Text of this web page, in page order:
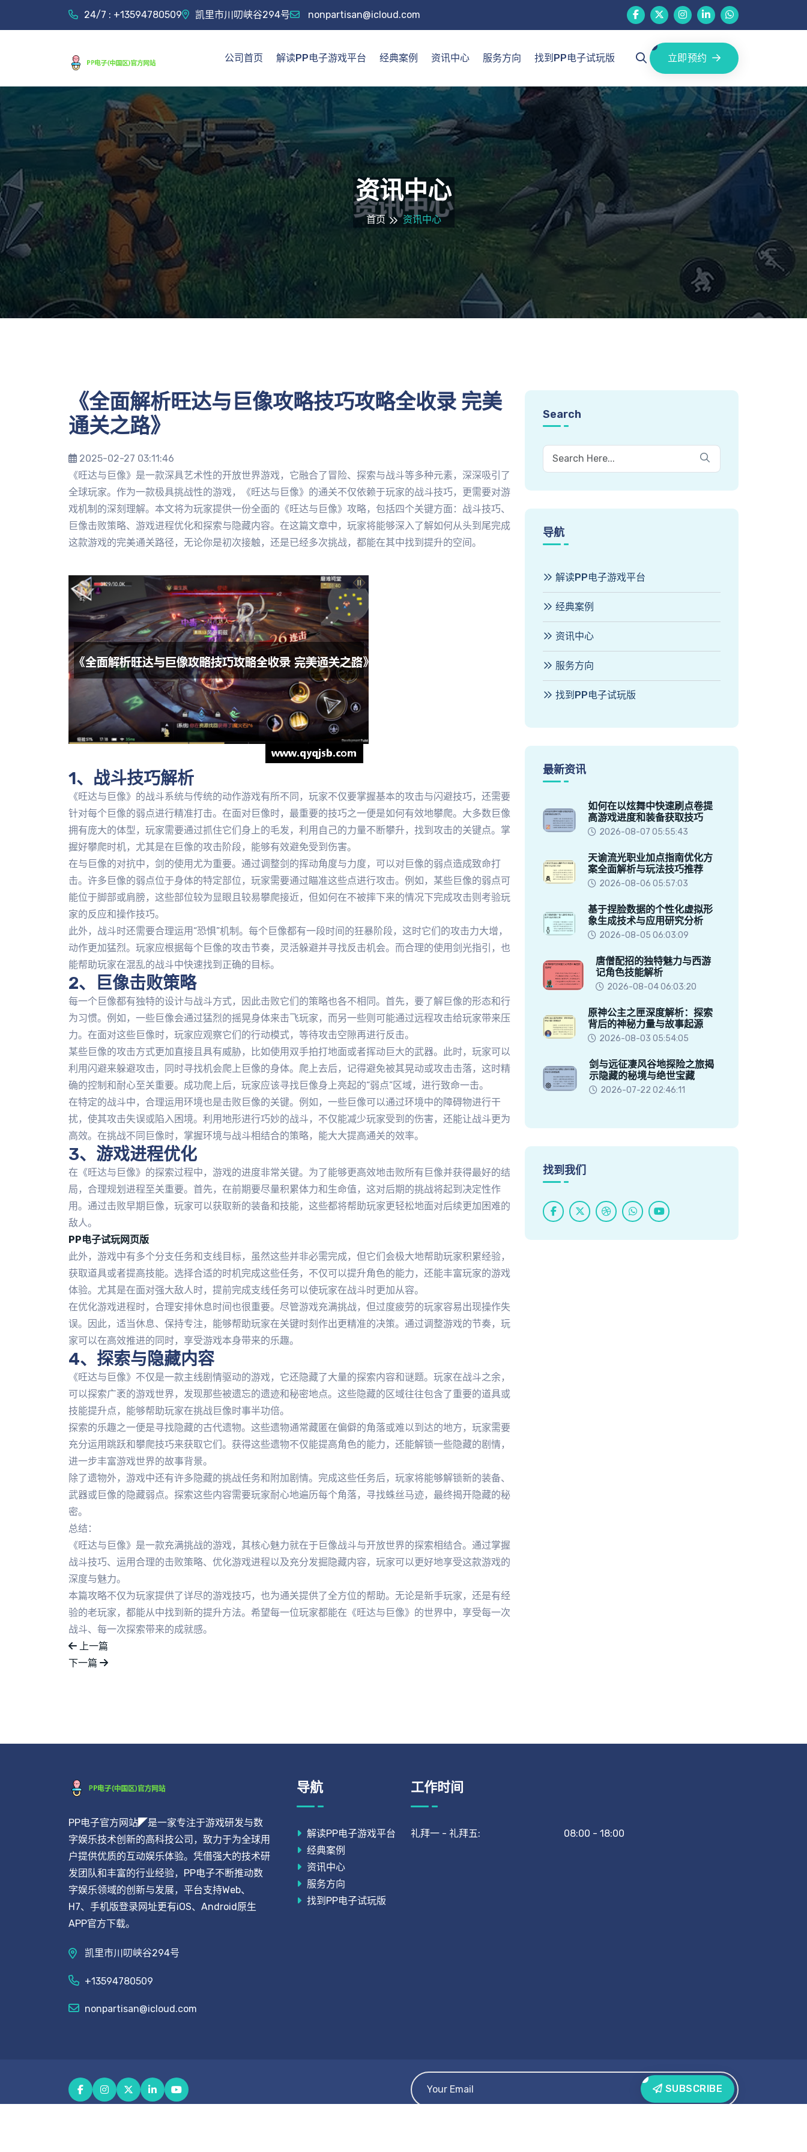
24/7 : +13594780509 凯里市川叨峡谷294号 nonpartisan@icloud.com
公司首页 解读PP电子游戏平台 经典案例 资讯中心 服务方向 找到PP电子试玩版 立即预约
资讯中心
首页 资讯中心
《全面解析旺达与巨像攻略技巧攻略全收录 完美
通关之路》
2025-02-27 03:11:46
《旺达与巨像》是一款深具艺术性的开放世界游戏，它融合了冒险、探索与战斗等多种元素，深深吸引了
全球玩家。作为一款极具挑战性的游戏，《旺达与巨像》的通关不仅依赖于玩家的战斗技巧，更需要对游
戏机制的深刻理解。本文将为玩家提供一份全面的《旺达与巨像》攻略，包括四个关键方面：战斗技巧、
巨像击败策略、游戏进程优化和探索与隐藏内容。在这篇文章中，玩家将能够深入了解如何从头到尾完成
这款游戏的完美通关路径，无论你是初次接触，还是已经多次挑战，都能在其中找到提升的空间。
1、战斗技巧解析
《旺达与巨像》的战斗系统与传统的动作游戏有所不同，玩家不仅要掌握基本的攻击与闪避技巧，还需要
针对每个巨像的弱点进行精准打击。在面对巨像时，最重要的技巧之一便是如何有效地攀爬。大多数巨像
拥有庞大的体型，玩家需要通过抓住它们身上的毛发，利用自己的力量不断攀升，找到攻击的关键点。掌
握好攀爬时机，尤其是在巨像的攻击阶段，能够有效避免受到伤害。
在与巨像的对抗中，剑的使用尤为重要。通过调整剑的挥动角度与力度，可以对巨像的弱点造成致命打
击。许多巨像的弱点位于身体的特定部位，玩家需要通过瞄准这些点进行攻击。例如，某些巨像的弱点可
能位于脚部或肩膀，这些部位较为显眼且较易攀爬接近，但如何在不被摔下来的情况下完成攻击则考验玩
家的反应和操作技巧。
此外，战斗时还需要合理运用“恐惧”机制。每个巨像都有一段时间的狂暴阶段，这时它们的攻击力大增，
动作更加猛烈。玩家应根据每个巨像的攻击节奏，灵活躲避并寻找反击机会。而合理的使用剑光指引，也
能帮助玩家在混乱的战斗中快速找到正确的目标。
2、巨像击败策略
每一个巨像都有独特的设计与战斗方式，因此击败它们的策略也各不相同。首先，要了解巨像的形态和行
为习惯。例如，一些巨像会通过猛烈的摇晃身体来击飞玩家，而另一些则可能通过远程攻击给玩家带来压
力。在面对这些巨像时，玩家应观察它们的行动模式，等待攻击空隙再进行反击。
某些巨像的攻击方式更加直接且具有威胁，比如使用双手拍打地面或者挥动巨大的武器。此时，玩家可以
利用闪避来躲避攻击，同时寻找机会爬上巨像的身体。爬上去后，记得避免被其晃动或攻击击落，这时精
确的控制和耐心至关重要。成功爬上后，玩家应该寻找巨像身上亮起的“弱点”区域，进行致命一击。
在特定的战斗中，合理运用环境也是击败巨像的关键。例如，一些巨像可以通过环境中的障碍物进行干
扰，使其攻击失误或陷入困境。利用地形进行巧妙的战斗，不仅能减少玩家受到的伤害，还能让战斗更为
高效。在挑战不同巨像时，掌握环境与战斗相结合的策略，能大大提高通关的效率。
3、游戏进程优化
在《旺达与巨像》的探索过程中，游戏的进度非常关键。为了能够更高效地击败所有巨像并获得最好的结
局，合理规划进程至关重要。首先，在前期要尽量积累体力和生命值，这对后期的挑战将起到决定性作
用。通过击败早期巨像，玩家可以获取新的装备和技能，这些都将帮助玩家更轻松地面对后续更加困难的
敌人。
PP电子试玩网页版
此外，游戏中有多个分支任务和支线目标，虽然这些并非必需完成，但它们会极大地帮助玩家积累经验，
获取道具或者提高技能。选择合适的时机完成这些任务，不仅可以提升角色的能力，还能丰富玩家的游戏
体验。尤其是在面对强大敌人时，提前完成支线任务可以使玩家在战斗时更加从容。
在优化游戏进程时，合理安排休息时间也很重要。尽管游戏充满挑战，但过度疲劳的玩家容易出现操作失
误。因此，适当休息、保持专注，能够帮助玩家在关键时刻作出更精准的决策。通过调整游戏的节奏，玩
家可以在高效推进的同时，享受游戏本身带来的乐趣。
4、探索与隐藏内容
《旺达与巨像》不仅是一款主线剧情驱动的游戏，它还隐藏了大量的探索内容和谜题。玩家在战斗之余，
可以探索广袤的游戏世界，发现那些被遗忘的遗迹和秘密地点。这些隐藏的区域往往包含了重要的道具或
技能提升点，能够帮助玩家在挑战巨像时事半功倍。
探索的乐趣之一便是寻找隐藏的古代遗物。这些遗物通常藏匿在偏僻的角落或难以到达的地方，玩家需要
充分运用跳跃和攀爬技巧来获取它们。获得这些遗物不仅能提高角色的能力，还能解锁一些隐藏的剧情，
进一步丰富游戏世界的故事背景。
除了遗物外，游戏中还有许多隐藏的挑战任务和附加剧情。完成这些任务后，玩家将能够解锁新的装备、
武器或巨像的隐藏弱点。探索这些内容需要玩家耐心地遍历每个角落，寻找蛛丝马迹，最终揭开隐藏的秘
密。
总结：
《旺达与巨像》是一款充满挑战的游戏，其核心魅力就在于巨像战斗与开放世界的探索相结合。通过掌握
战斗技巧、运用合理的击败策略、优化游戏进程以及充分发掘隐藏内容，玩家可以更好地享受这款游戏的
深度与魅力。
本篇攻略不仅为玩家提供了详尽的游戏技巧，也为通关提供了全方位的帮助。无论是新手玩家，还是有经
验的老玩家，都能从中找到新的提升方法。希望每一位玩家都能在《旺达与巨像》的世界中，享受每一次
战斗、每一次探索带来的成就感。
上一篇
下一篇
Search
导航
解读PP电子游戏平台
经典案例
资讯中心
服务方向
找到PP电子试玩版
最新资讯
如何在以炫舞中快速刷点卷提
高游戏进度和装备获取技巧
2026-08-07 05:55:43
天谕流光职业加点指南优化方
案全面解析与玩法技巧推荐
2026-08-06 05:57:03
基于捏脸数据的个性化虚拟形
象生成技术与应用研究分析
2026-08-05 06:03:09
唐僧配招的独特魅力与西游
记角色技能解析
2026-08-04 06:03:20
原神公主之匣深度解析：探索
背后的神秘力量与故事起源
2026-08-03 05:54:05
剑与远征凄风谷地探险之旅揭
示隐藏的秘境与绝世宝藏
2026-07-22 02:46:11
找到我们
PP电子官方网站◤是一家专注于游戏研发与数
字娱乐技术创新的高科技公司，致力于为全球用
户提供优质的互动娱乐体验。凭借强大的技术研
发团队和丰富的行业经验，PP电子不断推动数
字娱乐领域的创新与发展，平台支持Web、
H7、手机版登录网址更有iOS、Android原生
APP官方下载。
凯里市川叨峡谷294号
+13594780509
nonpartisan@icloud.com
导航
解读PP电子游戏平台
经典案例
资讯中心
服务方向
找到PP电子试玩版
工作时间
礼拜一 - 礼拜五: 08:00 - 18:00
SUBSCRIBE